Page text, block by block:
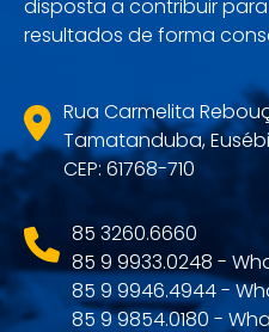
disposta a contribuir
resultados de forma
Rua Carmelita
Tamatanduba,
CEP: 61768-710
85 3260.6660
85 9 9933.0248 -
85 9 9946.4944 -
85 9 9854.0180 -